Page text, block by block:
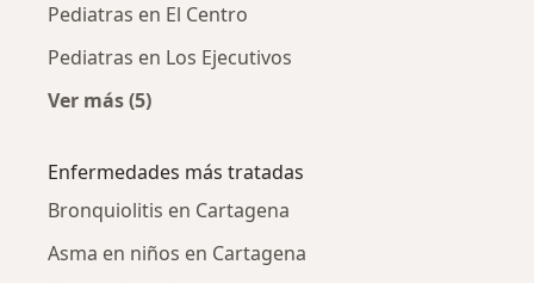
Pediatras en El Centro
Pediatras en Los Ejecutivos
Ver más (5)
Enfermedades más tratadas
Bronquiolitis en Cartagena
Asma en niños en Cartagena